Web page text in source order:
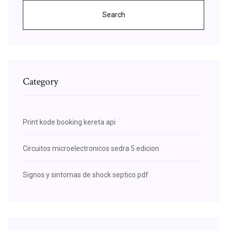
Search
Category
Print kode booking kereta api
Circuitos microelectronicos sedra 5 edicion
Signos y sintomas de shock septico pdf